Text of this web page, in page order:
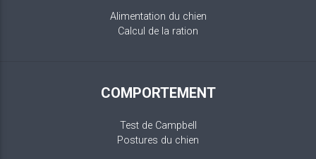
Alimentation du chien
Calcul de la ration
COMPORTEMENT
Test de Campbell
Postures du chien